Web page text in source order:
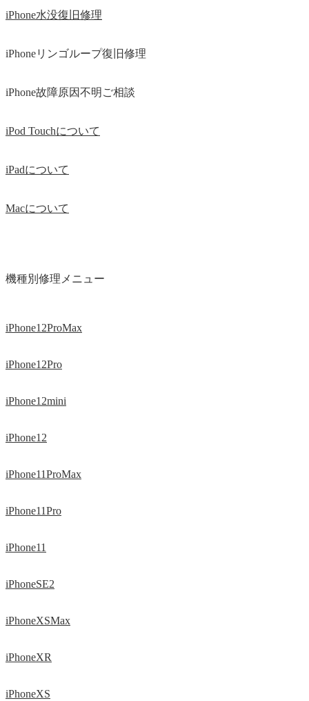
iPhone水没復旧修理
iPhoneリンゴループ復旧修理
iPhone故障原因不明ご相談
iPod Touchについて
iPadについて
Macについて
機種別修理メニュー
iPhone12ProMax
iPhone12Pro
iPhone12mini
iPhone12
iPhone11ProMax
iPhone11Pro
iPhone11
iPhoneSE2
iPhoneXSMax
iPhoneXR
iPhoneXS